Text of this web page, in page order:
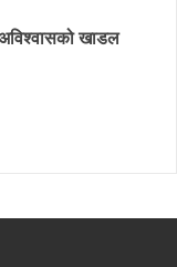
अविश्वासको खाडल